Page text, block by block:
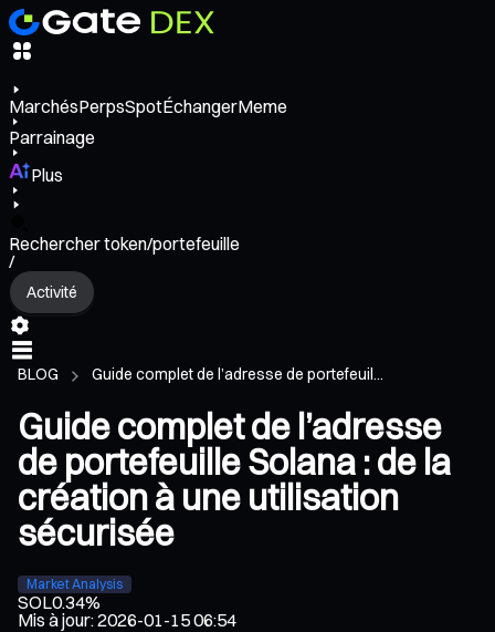
MarchésPerpsSpotÉchangerMeme
Parrainage
Plus
Rechercher token/portefeuille
/
Activité
BLOG Guide complet de l’adresse de portefeuil...
Guide complet de l’adresse
de portefeuille Solana : de la
création à une utilisation
sécurisée
Market Analysis
SOL0.34%
Mis à jour:2026-01-15 06:54